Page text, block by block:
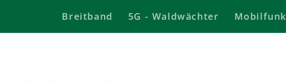
Breitband 5G - Waldwächter Mobilfunk